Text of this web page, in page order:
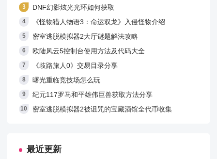
DNF幻影炫光光环如何获取
《怪物猎人物语3：命运双龙》入侵怪物介绍
密室逃脱模拟器2大厅谜题解法攻略
欧陆风云5控制台使用方法及代码大全
《歧路旅人0》交易目录分享
曙光重临竞技场怎么玩
纪元117罗马和平雄伟巨兽获取方法分享
密室逃脱模拟器2被诅咒的宝藏酒馆全代币收集
最近更新